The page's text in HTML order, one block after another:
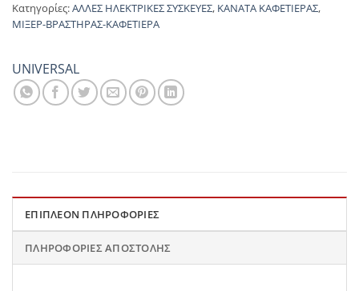
Κατηγορίες:ΑΛΛΕΣ ΗΛΕΚΤΡΙΚΕΣ ΣΥΣΚΕΥΕΣ, ΚΑΝΑΤΑ ΚΑΦΕΤΙΕΡΑΣ,
ΜΙΞΕΡ-ΒΡΑΣΤΗΡΑΣ-ΚΑΦΕΤΙΕΡΑ
UNIVERSAL
ΕΠΙΠΛΈΟΝ ΠΛΗΡΟΦΟΡΊΕΣ
ΠΛΗΡΟΦΟΡΊΕΣ ΑΠΟΣΤΟΛΉΣ